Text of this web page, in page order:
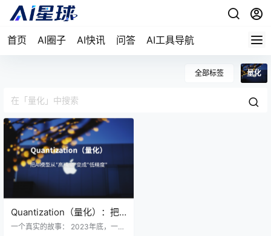
首页 AI圈子 AI快讯 问答 AI工具导航
全部标签 量化
Quantization（量化）：把
AI模型”压缩”进你的电脑
一个真实的故事： 2023年底，一个